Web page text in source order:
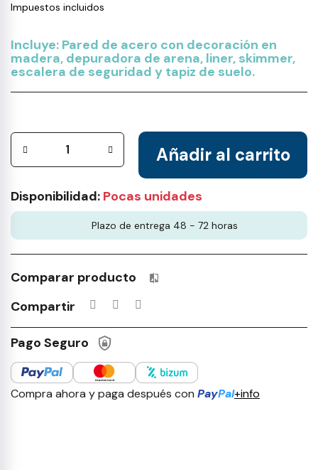
Impuestos incluidos
Incluye: Pared de acero con decoración en
madera, depuradora de arena, liner, skimmer,
escalera de seguridad y tapiz de suelo.
Añadir al carrito
Disponibilidad: Pocas unidades
Plazo de entrega 48 - 72 horas
Comparar producto Productos incluidos en tu lista
Compartir
Pago Seguro
Compra ahora y paga después con PayPal+info